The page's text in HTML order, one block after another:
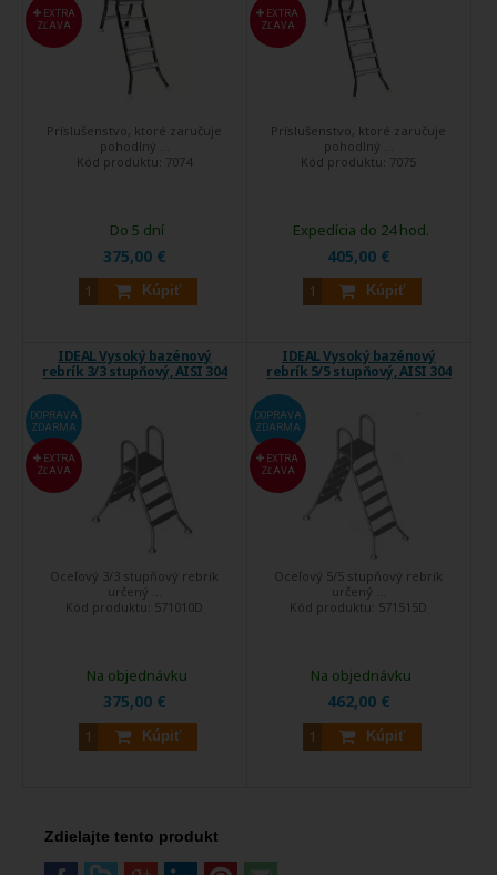
EXTRA
ZĽAVA
Príslušenstvo, ktoré zaručuje
pohodlný ...
Kód produktu: 7074
375,00 €
Kúpiť
Do 5 dní
EXTRA
ZĽAVA
Príslušenstvo, ktoré zaručuje
pohodlný ...
Kód produktu: 7075
405,00 €
Kúpiť
Expedícia do 24 hod.
IDEAL Vysoký bazénový
rebrík 3/3 stupňový, AISI 304
DOPRAVA
ZDARMA
EXTRA
ZĽAVA
Oceľový 3/3 stupňový rebrík
určený ...
Kód produktu: 571010D
375,00 €
Kúpiť
Na objednávku
IDEAL Vysoký bazénový
rebrík 5/5 stupňový, AISI 304
DOPRAVA
ZDARMA
EXTRA
ZĽAVA
Oceľový 5/5 stupňový rebrík
určený ...
Kód produktu: 571515D
462,00 €
Kúpiť
Na objednávku
Zdielajte tento produkt